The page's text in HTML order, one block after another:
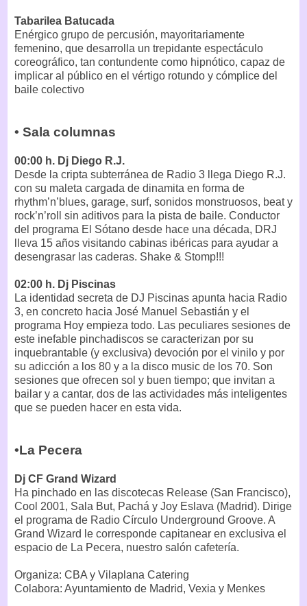
Tabarilea Batucada
Enérgico grupo de percusión, mayoritariamente
femenino, que desarrolla un trepidante espectáculo
coreográfico, tan contundente como hipnótico, capaz de
implicar al público en el vértigo rotundo y cómplice del
baile colectivo
• Sala columnas
00:00 h. Dj Diego R.J.
Desde la cripta subterránea de Radio 3 llega Diego R.J.
con su maleta cargada de dinamita en forma de
rhythm’n’blues, garage, surf, sonidos monstruosos, beat y
rock’n’roll sin aditivos para la pista de baile. Conductor
del programa El Sótano desde hace una década, DRJ
lleva 15 años visitando cabinas ibéricas para ayudar a
desengrasar las caderas. Shake & Stomp!!!
02:00 h. Dj Piscinas
La identidad secreta de DJ Piscinas apunta hacia Radio
3, en concreto hacia José Manuel Sebastián y el
programa Hoy empieza todo. Las peculiares sesiones de
este inefable pinchadiscos se caracterizan por su
inquebrantable (y exclusiva) devoción por el vinilo y por
su adicción a los 80 y a la disco music de los 70. Son
sesiones que ofrecen sol y buen tiempo; que invitan a
bailar y a cantar, dos de las actividades más inteligentes
que se pueden hacer en esta vida.
•La Pecera
Dj CF Grand Wizard
Ha pinchado en las discotecas Release (San Francisco),
Cool 2001, Sala But, Pachá y Joy Eslava (Madrid). Dirige
el programa de Radio Círculo Underground Groove. A
Grand Wizard le corresponde capitanear en exclusiva el
espacio de La Pecera, nuestro salón cafetería.
Organiza: CBA y Vilaplana Catering
Colabora: Ayuntamiento de Madrid, Vexia y Menkes